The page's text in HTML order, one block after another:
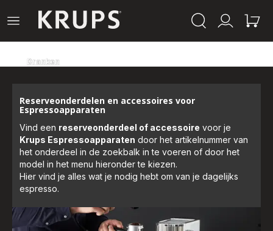
Mijn
Mijn
Open
Dranken
Reserveonderdelen en accessoires voor
Espressoapparaten
Vind een reserveonderdeel of accessoire voor je
Krups Espressoapparaten door het artikelnummer van
het onderdeel in de zoekbalk in te voeren of door het
model in het menu hieronder te kiezen.
Hier vind je alles wat je nodig hebt om van je dagelijks
espresso.